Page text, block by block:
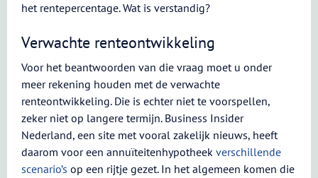
het rentepercentage. Wat is verstandig?
Verwachte renteontwikkeling
Voor het beantwoorden van die vraag moet u onder
meer rekening houden met de verwachte
renteontwikkeling. Die is echter niet te voorspellen,
zeker niet op langere termijn. Business Insider
Nederland, een site met vooral zakelijk nieuws, heeft
daarom voor een annuïteitenhypotheek verschillende
scenario’s op een rijtje gezet. In het algemeen komen die